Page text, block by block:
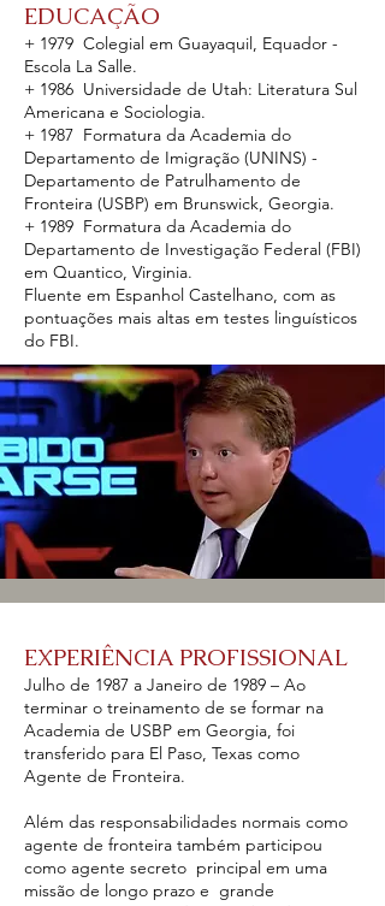
EDUCAÇÃO
+ 1979 Colegial em Guayaquil, Equador -
Escola La Salle.
+ 1986 Universidade de Utah: Literatura Sul
Americana e Sociologia.
+ 1987 Formatura da Academia do
Departamento de Imigração (UNINS) -
Departamento de Patrulhamento de
Fronteira (USBP) em Brunswick, Georgia.
+ 1989 Formatura da Academia do
Departamento de Investigação Federal (FBI)
em Quantico, Virginia.
Fluente em Espanhol Castelhano, com as
pontuações mais altas em testes linguísticos
do FBI.
EXPERIÊNCIA PROFISSIONAL
Julho de 1987 a Janeiro de 1989 – Ao
terminar o treinamento de se formar na
Academia de USBP em Georgia, foi
transferido para El Paso, Texas como
Agente de Fronteira.
Além das responsabilidades normais como
agente de fronteira também participou
como agente secreto principal em uma
missão de longo prazo e grande